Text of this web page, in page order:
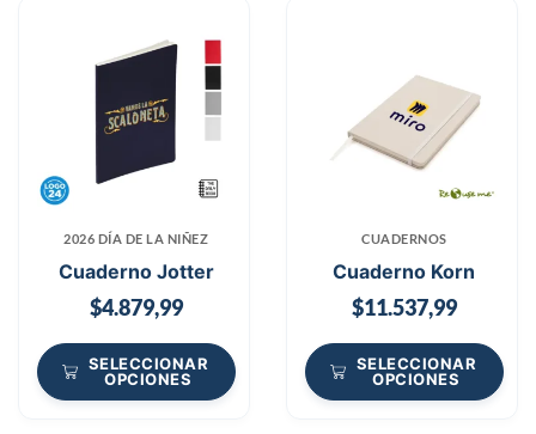
2026 DÍA DE LA NIÑEZ
Cuaderno Jotter
$4.879,99
SELECCIONAR
OPCIONES
CUADERNOS
Cuaderno Korn
$11.537,99
SELECCIONAR
OPCIONES